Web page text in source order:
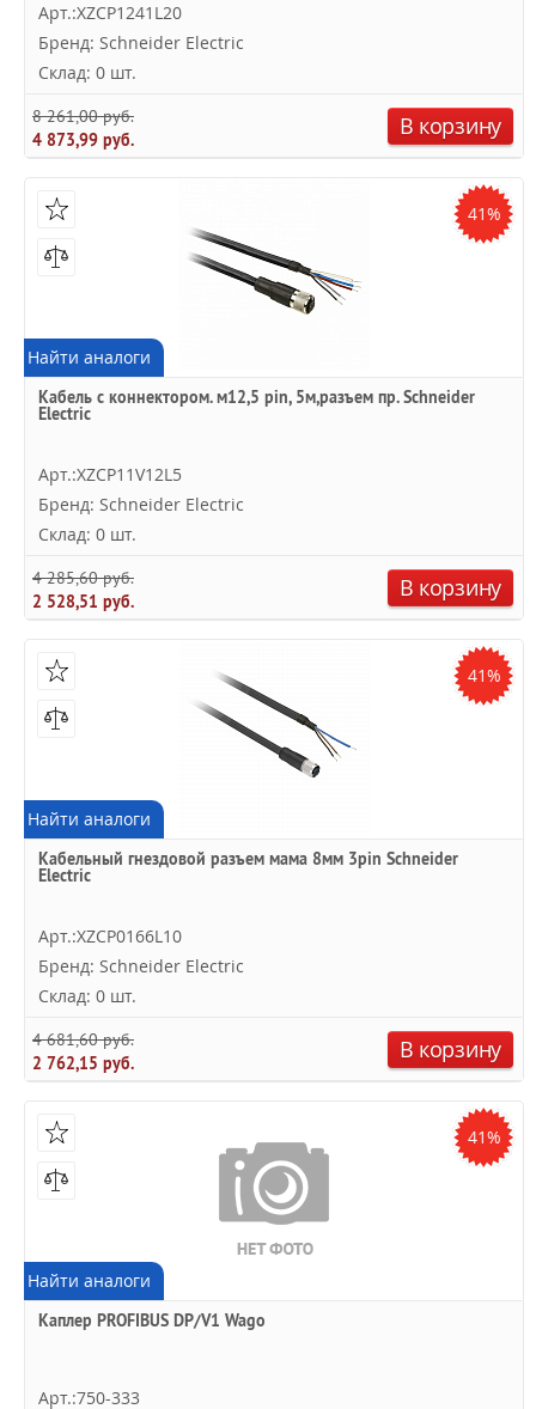
Арт.:XZCP1241L20
Бренд: Schneider Electric
Склад: 0 шт.
8 261,00 руб.
4 873,99 руб.
В корзину
41%
Найти аналоги
Кабель с коннектором. м12,5 pin, 5м,разъем пр. Schneider
Electric
Арт.:XZCP11V12L5
Бренд: Schneider Electric
Склад: 0 шт.
4 285,60 руб.
2 528,51 руб.
В корзину
41%
Найти аналоги
Кабельный гнездовой разъем мама 8мм 3pin Schneider
Electric
Арт.:XZCP0166L10
Бренд: Schneider Electric
Склад: 0 шт.
4 681,60 руб.
2 762,15 руб.
В корзину
41%
Найти аналоги
Каплер PROFIBUS DP/V1 Wago
Арт.:750-333